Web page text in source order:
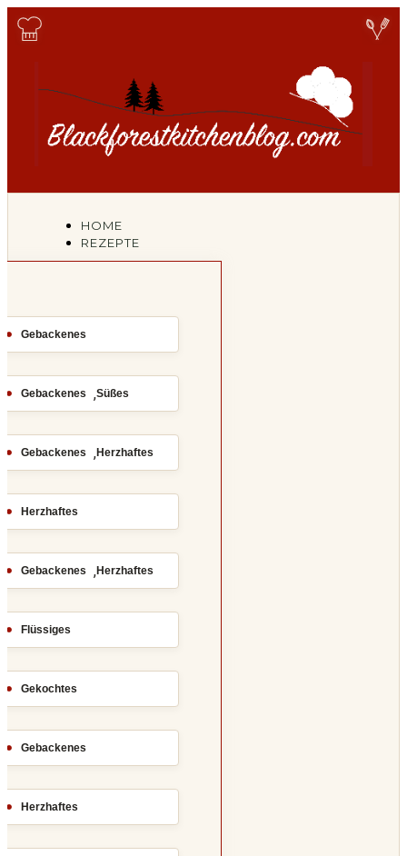
HOME
REZEPTE
Gebackenes
Gebackenes ,Süßes
Gebackenes ,Herzhaftes
Herzhaftes
Gebackenes ,Herzhaftes
Flüssiges
Gekochtes
Gebackenes
Herzhaftes